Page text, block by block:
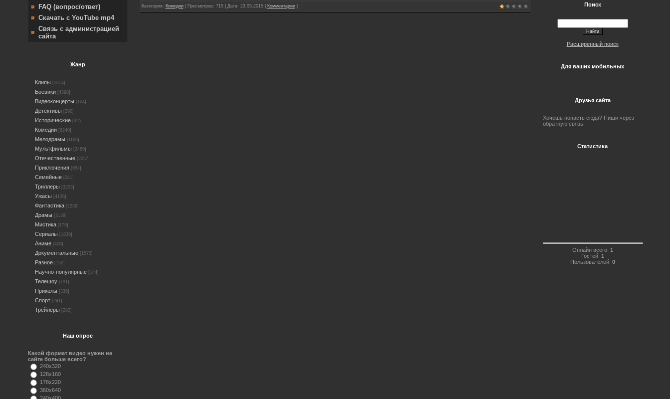
FAQ (вопрос/ответ)
Скачать с YouTube mp4
Связь с администрацией
сайта
Жанр
Клипы [5614]
Боевики [4398]
Видеоконцерты [124]
Детективы [290]
Исторические [325]
Комедии [6240]
Мелодрамы [1166]
Мультфильмы [2489]
Отечественные [2057]
Приключения [954]
Семейные [241]
Триллеры [3203]
Ужасы [4136]
Фантастика [2239]
Драмы [3139]
Мистика [179]
Сериалы [1839]
Аниме [408]
Документальные [1573]
Разное [152]
Научно-популярные [144]
Телешоу [791]
Приколы [336]
Спорт [241]
Трейлеры [282]
Наш опрос
Какой формат видео нужен на
сайте больше всего?
240x320
128x160
178x220
360x640
Категория: Комедии| Просмотров: 715 | Дата: 23.05.2015| Комментарии| Поиск
Расширенный поиск
Для ваших мобильных
Друзья сайта
Хочешь попасть сюда? Пиши через
обратную связь!
Статистика
Онлайн всего: 1
Гостей: 1
Пользователей: 0